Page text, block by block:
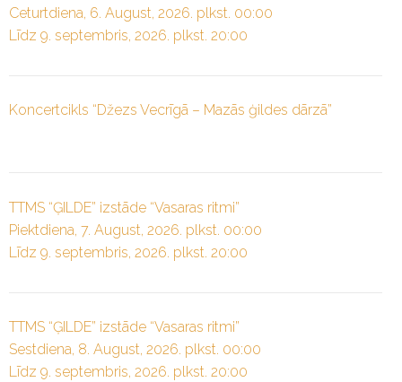
Ceturtdiena, 6. August, 2026. plkst. 00:00
Līdz 9. septembris, 2026. plkst. 20:00
Koncertcikls “Džezs Vecrīgā – Mazās ģildes dārzā”
TTMS “ĢILDE” izstāde “Vasaras ritmi”
Piektdiena, 7. August, 2026. plkst. 00:00
Līdz 9. septembris, 2026. plkst. 20:00
TTMS “ĢILDE” izstāde “Vasaras ritmi”
Sestdiena, 8. August, 2026. plkst. 00:00
Līdz 9. septembris, 2026. plkst. 20:00